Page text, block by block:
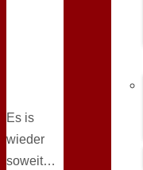
Es is
wieder
soweit…